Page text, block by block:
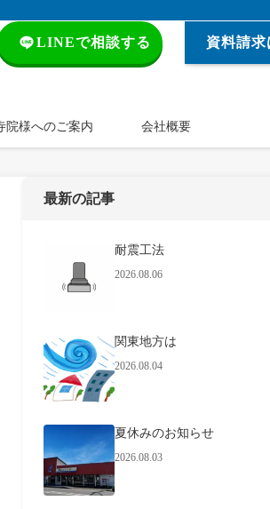
院様へのご案内 会社概要
LINEで相談する 資料請求
最新の記事
耐震工法
2026.08.06
関東地方は
2026.08.04
夏休みのお知らせ
2026.08.03